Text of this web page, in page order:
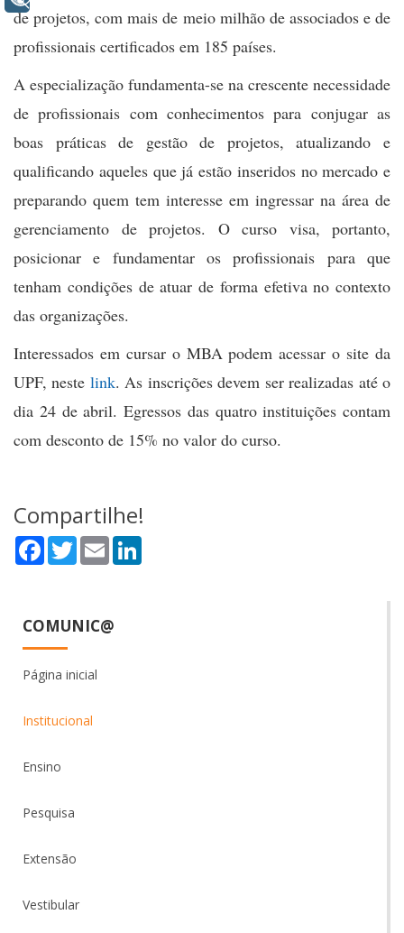
de projetos, com mais de meio milhão de associados e de
profissionais certificados em 185 países.
A especialização fundamenta-se na crescente necessidade
de profissionais com conhecimentos para conjugar as
boas práticas de gestão de projetos, atualizando e
qualificando aqueles que já estão inseridos no mercado e
preparando quem tem interesse em ingressar na área de
gerenciamento de projetos. O curso visa, portanto,
posicionar e fundamentar os profissionais para que
tenham condições de atuar de forma efetiva no contexto
das organizações.
Interessados em cursar o MBA podem acessar o site da
UPF, neste link. As inscrições devem ser realizadas até o
dia 24 de abril. Egressos das quatro instituições contam
com desconto de 15% no valor do curso.
Compartilhe!
Facebook
TwitterEmail
COMUNIC@
Página inicial
Institucional
Ensino
Pesquisa
Extensão
Vestibular